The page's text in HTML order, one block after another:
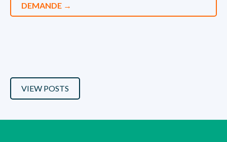
DEMANDE →
VIEW POSTS